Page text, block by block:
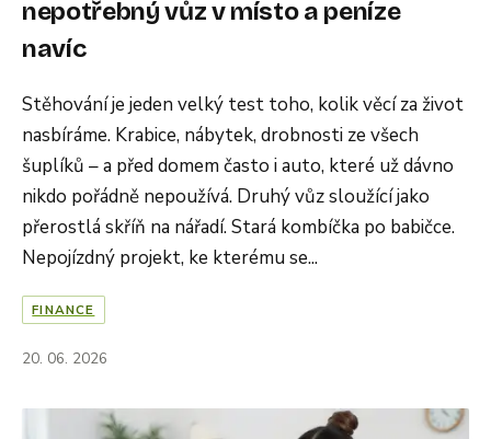
nepotřebný vůz v místo a peníze
navíc
Stěhování je jeden velký test toho, kolik věcí za život
nasbíráme. Krabice, nábytek, drobnosti ze všech
šuplíků – a před domem často i auto, které už dávno
nikdo pořádně nepoužívá. Druhý vůz sloužící jako
přerostlá skříň na nářadí. Stará kombíčka po babičce.
Nepojízdný projekt, ke kterému se...
FINANCE
20. 06. 2026